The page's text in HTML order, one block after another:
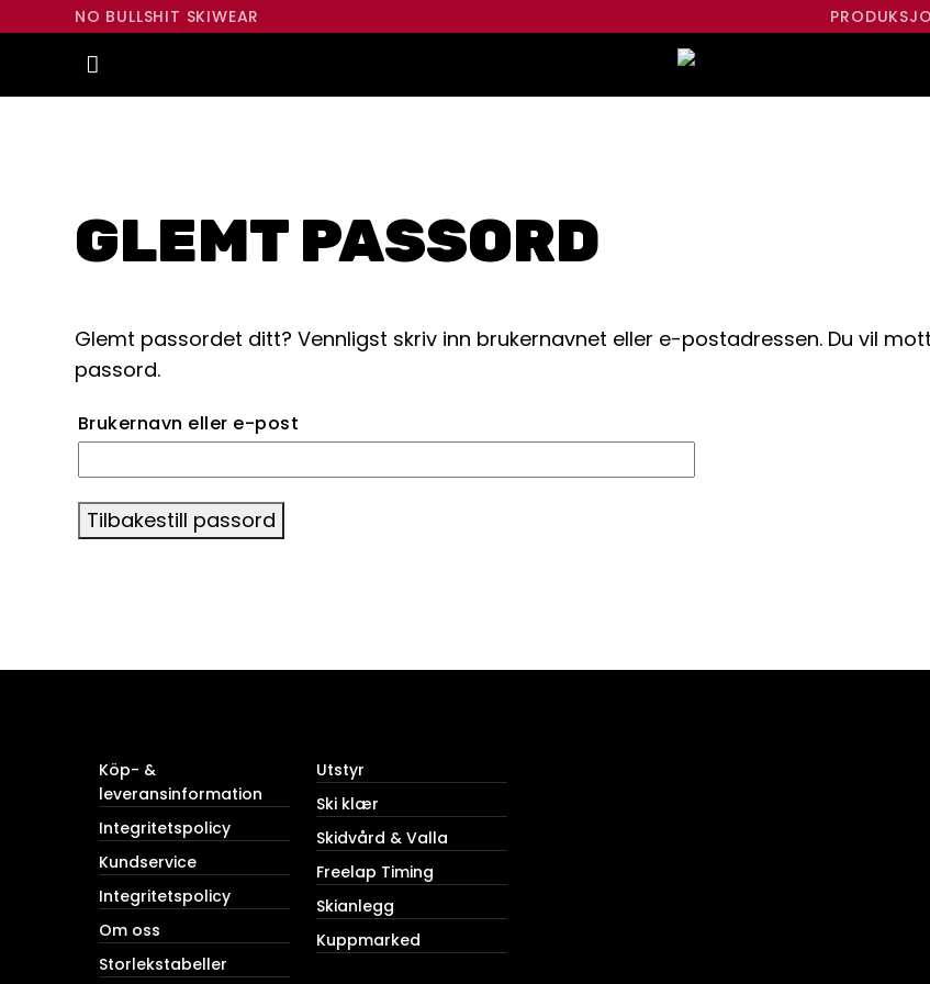
NO BULLSHIT SKIWEAR
GLEMT PASSORD
Glemt passordet ditt? Vennligst skriv inn brukernavnet eller e-postadressen. Du vil
passord.
Brukernavn eller e-post
Tilbakestill passord
Köp- &
leveransinformation
Integritetspolicy
Kundservice
Integritetspolicy
Om oss
Storlekstabeller
Utstyr
Ski klær
Skidvård & Valla
Freelap Timing
Skianlegg
Kuppmarked